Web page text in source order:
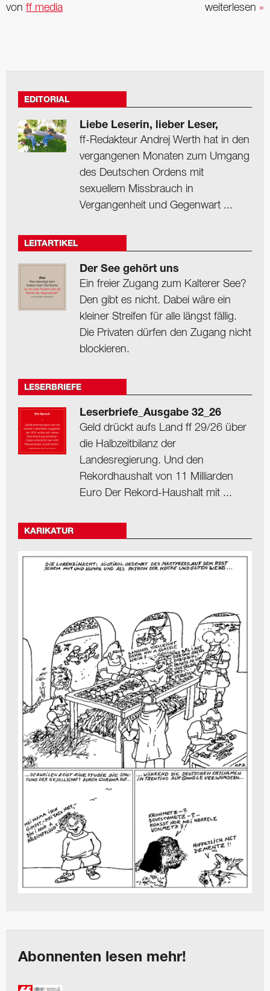
weiterlesen »
von ff media
EDITORIAL
Liebe Leserin, lieber Leser,
ff-Redakteur Andrej Werth hat in den
vergangenen Monaten zum Umgang
des Deutschen Ordens mit
sexuellem Missbrauch in
Vergangenheit und Gegenwart ...
LEITARTIKEL
Der See gehört uns
Ein freier Zugang zum Kalterer See?
Den gibt es nicht. Dabei wäre ein
kleiner Streifen für alle längst fällig.
Die Privaten dürfen den Zugang nicht
blockieren.
LESERBRIEFE
Leserbriefe_Ausgabe 32_26
Geld drückt aufs Land ff 29/26 über
die Halbzeitbilanz der
Landesregierung. Und den
Rekordhaushalt von 11 Milliarden
Euro Der Rekord-Haushalt mit ...
KARIKATUR
Abonnenten lesen mehr!